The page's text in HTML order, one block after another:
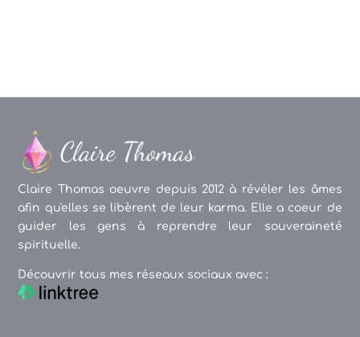
Claire Thomas oeuvre depuis 2012 à révéler les âmes
afin qu'elles se libèrent de leur karma. Elle a coeur de
guider les gens à reprendre leur souveraineté
spirituelle.
Découvrir tous mes réseaux sociaux avec :